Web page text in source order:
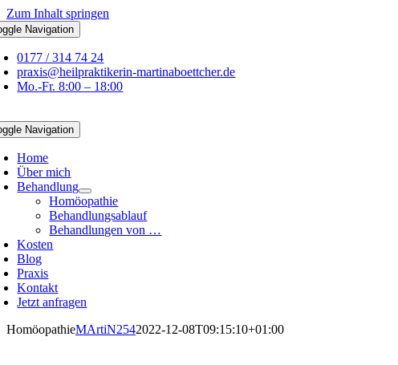
Zum Inhalt springen
Navigation
0177 / 314 74 24
praxis@heilpraktikerin-martinaboettcher.de
Mo.-Fr. 8:00 – 18:00
Navigation
Home
Über mich
Behandlung
Homöopathie
Behandlungsablauf
Behandlungen von …
Kosten
Blog
Praxis
Kontakt
Jetzt anfragen
HomöopathieMArtiN2542022-12-08T09:15:10+01:00